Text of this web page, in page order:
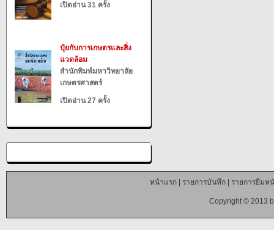
เปิดอ่าน 31 ครั้ง
ปุ๋ยกับการเกษตรและสิ่ง
แวดล้อม
สำนักพิมพ์มหาวิทยาลัย
เกษตรศาสตร์
เปิดอ่าน 27 ครั้ง
หน้าแรก| รายการบันทึก| รายการยืมห
Copyright © 2013